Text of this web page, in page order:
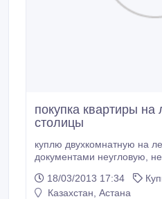
покупка квартиры на
столицы
куплю двухкомнатную на
18/03/2013 17:34
Казахстан, Астана